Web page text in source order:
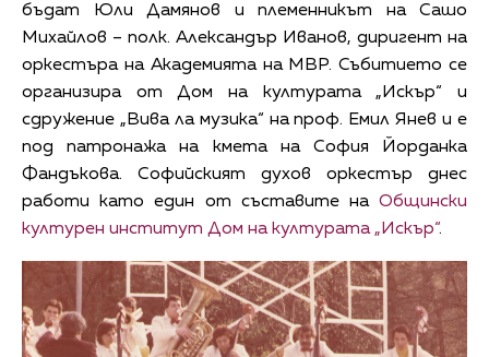
бъдат Юли Дамянов и племенникът на Сашо
Михайлов – полк. Александър Иванов, диригент на
оркестъра на Академията на МВР. Събитието се
организира от Дом на културата „Искър“ и
сдружение „Вива ла музика“ на проф. Емил Янев и е
под патронажа на кмета на София Йорданка
Фандъкова. Софийският духов оркестър днес
работи като един от съставите на Общински
културен институт Дом на културата „Искър“.